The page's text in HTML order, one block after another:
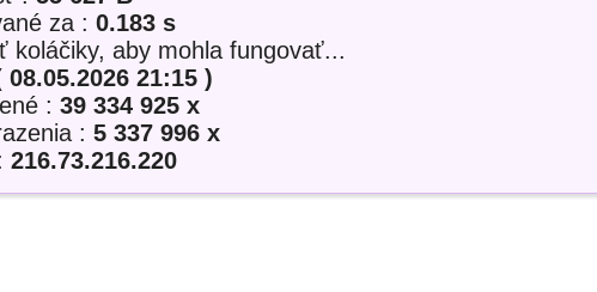
za : 0.183 s
aby mohla fungovať...
08.05.2026 21:15 )
: 39 334 925 x
: 5 337 996 x
216.73.216.220